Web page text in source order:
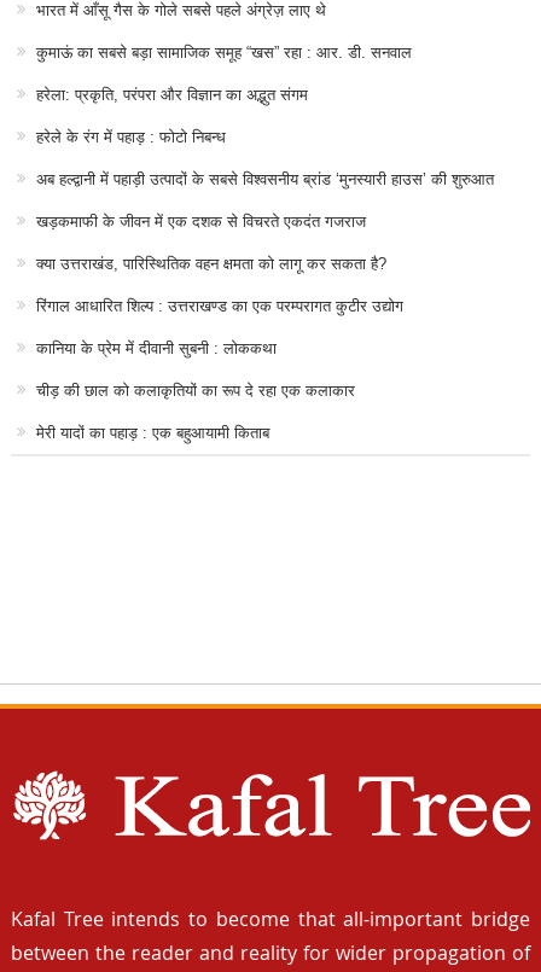
भारत में आँसू गैस के गोले सबसे पहले अंग्रेज़ लाए थे
कुमाऊं का सबसे बड़ा सामाजिक समूह “खस” रहा : आर. डी. सनवाल
हरेला: प्रकृति, परंपरा और विज्ञान का अद्भुत संगम
हरेले के रंग में पहाड़ : फोटो निबन्ध
अब हल्द्वानी में पहाड़ी उत्पादों के सबसे विश्वसनीय ब्रांड ‘मुनस्यारी हाउस’ की शुरुआत
खड़कमाफी के जीवन में एक दशक से विचरते एकदंत गजराज
क्या उत्तराखंड, पारिस्थितिक वहन क्षमता को लागू कर सकता है?
रिंगाल आधारित शिल्प : उत्तराखण्ड का एक परम्परागत कुटीर उद्योग
कानिया के प्रेम में दीवानी सुबनी : लोककथा
चीड़ की छाल को कलाकृतियों का रूप दे रहा एक कलाकार
मेरी यादों का पहाड़ : एक बहुआयामी किताब
Kafal Tree intends to become that all-important bridge
between the reader and reality for wider propagation of